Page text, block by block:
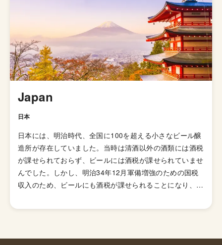
Japan
日本
日本には、明治時代、全国に100を超える小さなビール醸
造所が存在していました。当時は清酒以外の酒類には酒税
が課せられておらず、ビールには酒税が課せられていませ
んでした。しかし、明治34年12月軍備増強のための国税
収入のため、ビールにも酒税が課せられることになり、資
を消していきました。これによりビール作りは戦後しばら